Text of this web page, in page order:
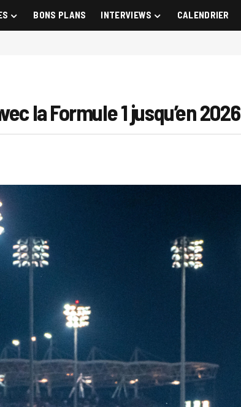
BONS PLANS INTERVIEWS CALENDRIER
la Formule 1 jusqu’en 2026